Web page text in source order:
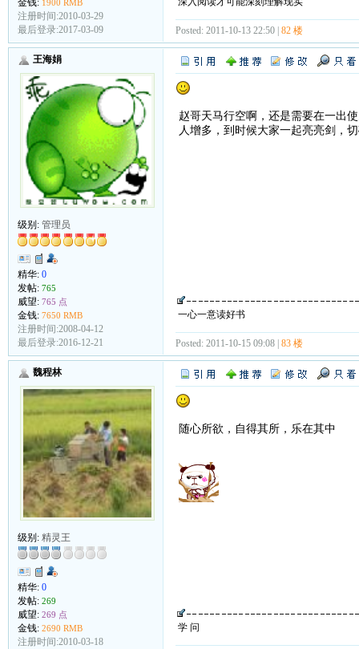
金钱: 1900 RMB
注册时间:2010-03-29
最后登录:2017-03-09
Posted: 2011-10-13 22:50 | 82 楼
王海娟
级别: 管理员
精华: 0
发帖: 765
威望: 765 点
金钱: 7650 RMB
注册时间:2008-04-12
最后登录:2016-12-21
赵哥天马行空啊，还是需要在一出
人增多，到时候大家一起亮亮剑，
一心一意读好书
Posted: 2011-10-15 09:08 | 83 楼
魏程林
级别: 精灵王
精华: 0
发帖: 269
威望: 269 点
金钱: 2690 RMB
注册时间:2010-03-18
随心所欲，自得其所，乐在其中
学 问